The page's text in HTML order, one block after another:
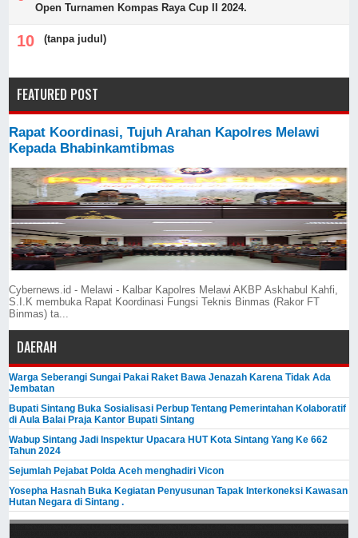
Open Turnamen Kompas Raya Cup II 2024.
(tanpa judul)
FEATURED POST
Rapat Koordinasi, Tujuh Arahan Kapolres Melawi
Kepada Bhabinkamtibmas
Cybernews.id - Melawi - Kalbar Kapolres Melawi AKBP Askhabul Kahfi,
S.I.K membuka Rapat Koordinasi Fungsi Teknis Binmas (Rakor FT
Binmas) ta...
DAERAH
Warga Seberangi Sungai Pakai Raket Bawa Jenazah Karena Tidak Ada
Jembatan
Bupati Sintang Buka Sosialisasi Perbup Tentang Pemerintahan Kolaboratif
di Aula Balai Praja Kantor Bupati Sintang
Wabup Sintang Jadi Inspektur Upacara HUT Kota Sintang Yang Ke 662
Tahun 2024
Sejumlah Pejabat Polda Aceh menghadiri Vicon
Yosepha Hasnah Buka Kegiatan Penyusunan Tapak Interkoneksi Kawasan
Hutan Negara di Sintang .